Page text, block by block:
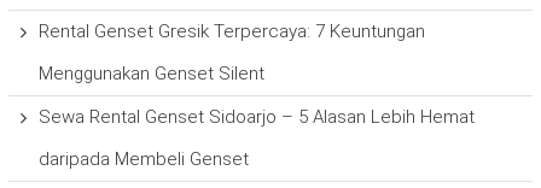
Rental Genset Gresik Terpercaya: 7 Keuntungan
Menggunakan Genset Silent
Sewa Rental Genset Sidoarjo – 5 Alasan Lebih Hemat
daripada Membeli Genset